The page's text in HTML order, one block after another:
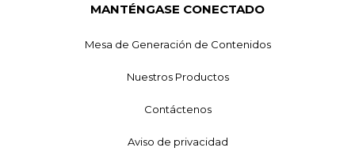
MANTÉNGASE CONECTADO
Mesa de Generación de Contenidos
Nuestros Productos
Contáctenos
Aviso de privacidad